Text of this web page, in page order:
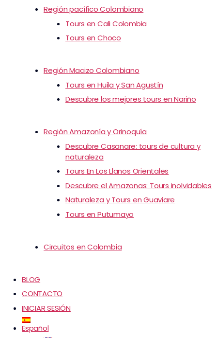
Región pacífico Colombiano
Tours en Cali Colombia
Tours en Choco
Región Macizo Colombiano
Tours en Huila y San Agustín
Descubre los mejores tours en Nariño
Región Amazonía y Orinoquía
Descubre Casanare: tours de cultura y
naturaleza
Tours En Los Llanos Orientales
Descubre el Amazonas: Tours inolvidables
Naturaleza y Tours en Guaviare
Tours en Putumayo
Circuitos en Colombia
BLOG
CONTACTO
INICIAR SESIÓN
Español